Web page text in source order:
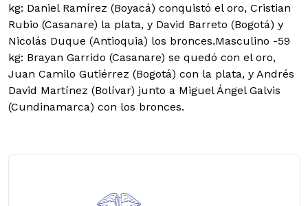
kg: Daniel Ramírez (Boyacá) conquistó el oro, Cristian
Rubio (Casanare) la plata, y David Barreto (Bogotá) y
Nicolás Duque (Antioquia) los bronces.Masculino -59
kg: Brayan Garrido (Casanare) se quedó con el oro,
Juan Camilo Gutiérrez (Bogotá) con la plata, y Andrés
David Martínez (Bolívar) junto a Miguel Ángel Galvis
(Cundinamarca) con los bronces.